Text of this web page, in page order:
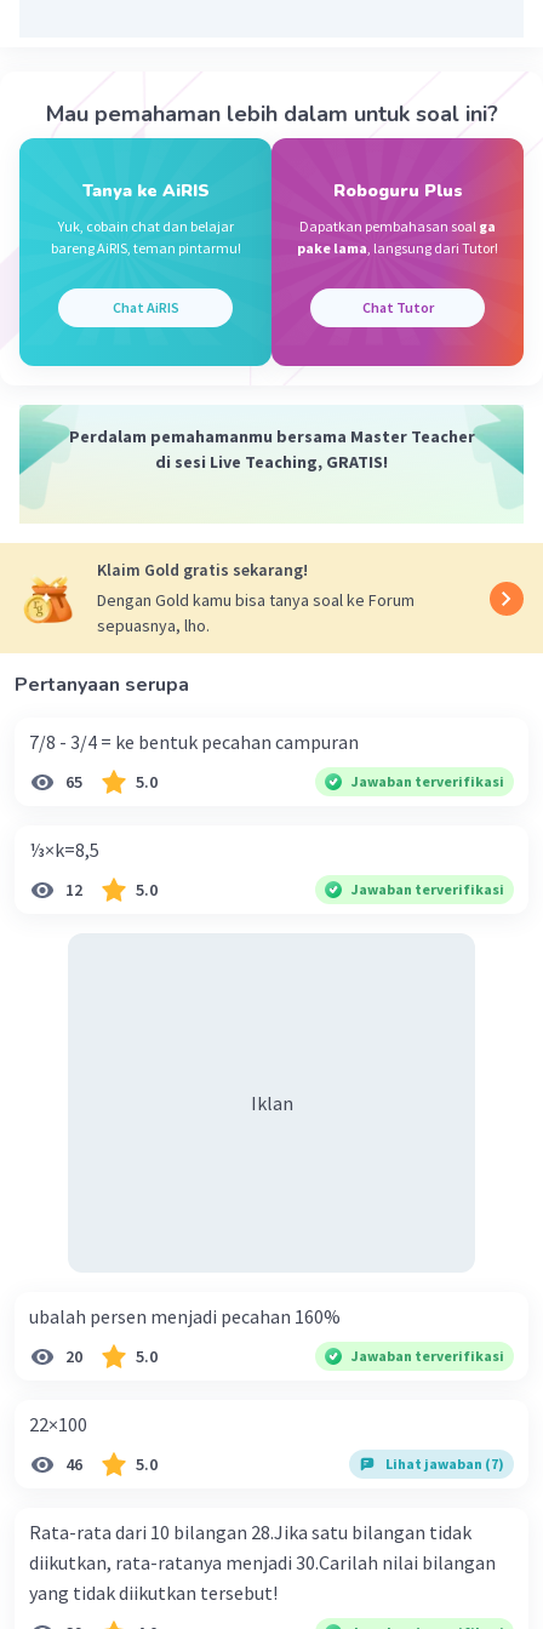
D. 14 kg
Pembahasan :
Gula + Beras = 35 kg
Jumlah gula = 2/(2 + 3) x 35
= 2/5 x 35
Mau pemahaman lebih dalam untuk soal ini?
Tanya ke AiRIS
Yuk, cobain chat dan belajar
bareng AiRIS, teman pintarmu!
Chat AiRIS
Roboguru Plus
Dapatkan pembahasan soal ga
pake lama, langsung dari Tutor!
Chat Tutor
Perdalam pemahamanmu bersama Master Teacher
di sesi Live Teaching, GRATIS!
Klaim Gold gratis sekarang!
Dengan Gold kamu bisa tanya soal ke Forum
sepuasnya, lho.
Pertanyaan serupa
7/8 - 3/4 = ke bentuk pecahan campuran
65 5.0 Jawaban terverifikasi
⅓×k=8,5
12 5.0 Jawaban terverifikasi
Iklan
ubalah persen menjadi pecahan 160%
20 5.0 Jawaban terverifikasi
22×100
46 5.0 Lihat jawaban (7)
Rata-rata dari 10 bilangan 28.Jika satu bilangan tidak
diikutkan, rata-ratanya menjadi 30.Carilah nilai bilangan
yang tidak diikutkan tersebut!